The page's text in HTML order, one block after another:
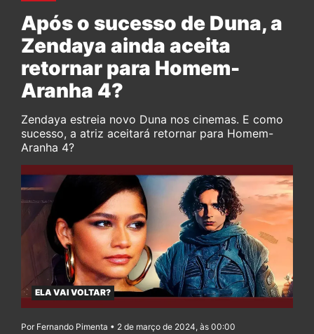
Após o sucesso de Duna, a
Zendaya ainda aceita
retornar para Homem-
Aranha 4?
Zendaya estreia novo Duna nos cinemas. E como
sucesso, a atriz aceitará retornar para Homem-
Aranha 4?
ELA VAI VOLTAR?
Por Fernando Pimenta • 2 de março de 2024, às 00:00